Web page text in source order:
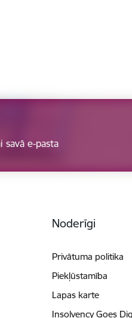
savā e-pasta
Noderīgi
Privātuma politika
Piekļūstamība
Lapas karte
Insolvency Goes